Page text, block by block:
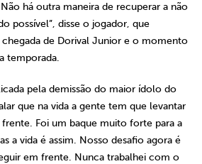
há outra maneira de recuperar a não
possível”, disse o jogador, que
de Dorival Junior e o momento
temporada.
pela demissão do maior ídolo do
que na vida a gente tem que levantar
frente. Foi um baque muito forte para a
a vida é assim. Nosso desafio agora é
em frente. Nunca trabalhei com o